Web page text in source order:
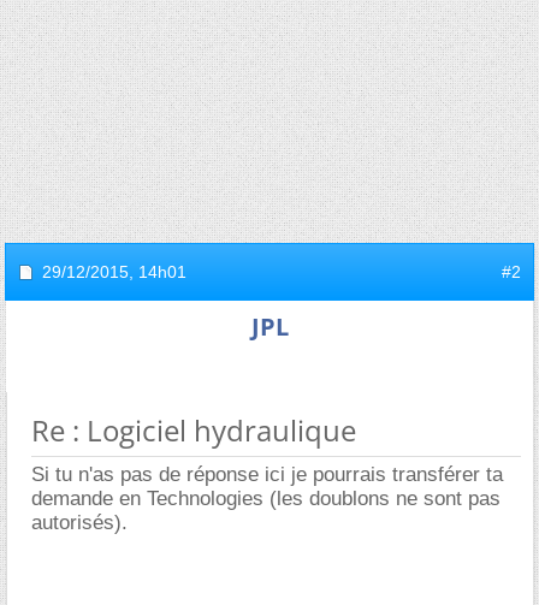
29/12/2015, 14h01 #2
JPL
Re : Logiciel hydraulique
Si tu n'as pas de réponse ici je pourrais transférer ta
demande en Technologies (les doublons ne sont pas
autorisés).